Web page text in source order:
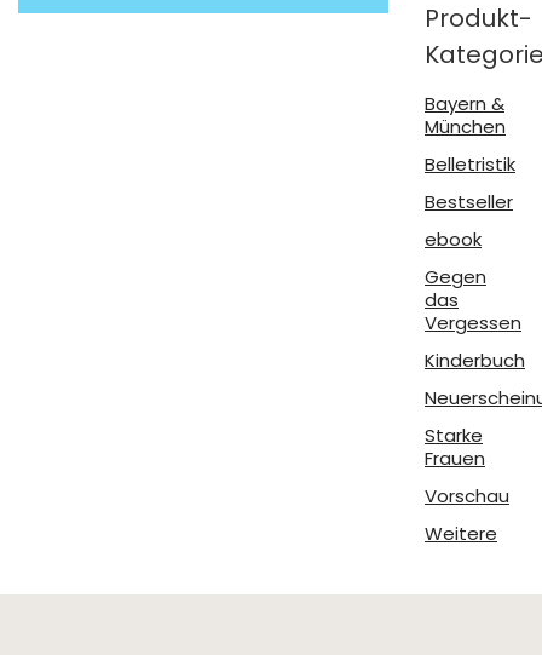
Produkt-
Bayern &
München
Belletristik
Bestseller
ebook
Gegen
das
Vergessen
Kinderbuch
Starke
Frauen
Vorschau
Weitere